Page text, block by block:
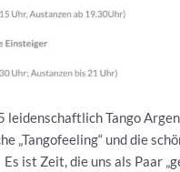
leidenschaftlich Tango
„Tangofeeling“ und die
ist Zeit, die uns als Paar